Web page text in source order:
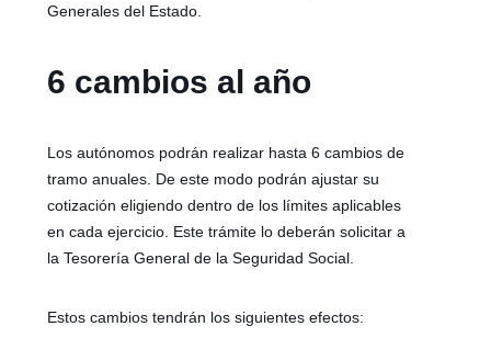
Generales del Estado.
6 cambios al año
Los autónomos podrán realizar hasta 6 cambios de
tramo anuales. De este modo podrán ajustar su
cotización eligiendo dentro de los límites aplicables
en cada ejercicio. Este trámite lo deberán solicitar a
la Tesorería General de la Seguridad Social.
Estos cambios tendrán los siguientes efectos: